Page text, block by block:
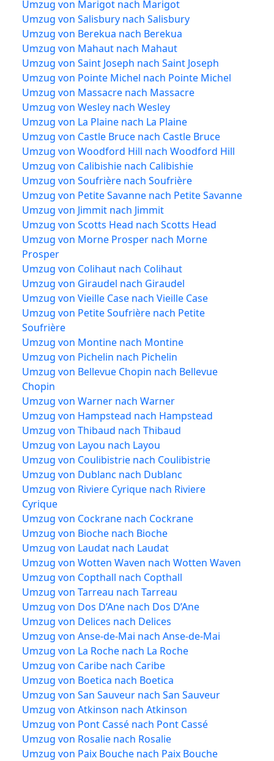
Umzug von Marigot nach Marigot
Umzug von Salisbury nach Salisbury
Umzug von Berekua nach Berekua
Umzug von Mahaut nach Mahaut
Umzug von Saint Joseph nach Saint Joseph
Umzug von Pointe Michel nach Pointe Michel
Umzug von Massacre nach Massacre
Umzug von Wesley nach Wesley
Umzug von La Plaine nach La Plaine
Umzug von Castle Bruce nach Castle Bruce
Umzug von Woodford Hill nach Woodford Hill
Umzug von Calibishie nach Calibishie
Umzug von Soufrière nach Soufrière
Umzug von Petite Savanne nach Petite Savanne
Umzug von Jimmit nach Jimmit
Umzug von Scotts Head nach Scotts Head
Umzug von Morne Prosper nach Morne
Prosper
Umzug von Colihaut nach Colihaut
Umzug von Giraudel nach Giraudel
Umzug von Vieille Case nach Vieille Case
Umzug von Petite Soufrière nach Petite
Soufrière
Umzug von Montine nach Montine
Umzug von Pichelin nach Pichelin
Umzug von Bellevue Chopin nach Bellevue
Chopin
Umzug von Warner nach Warner
Umzug von Hampstead nach Hampstead
Umzug von Thibaud nach Thibaud
Umzug von Layou nach Layou
Umzug von Coulibistrie nach Coulibistrie
Umzug von Dublanc nach Dublanc
Umzug von Riviere Cyrique nach Riviere
Cyrique
Umzug von Cockrane nach Cockrane
Umzug von Bioche nach Bioche
Umzug von Laudat nach Laudat
Umzug von Wotten Waven nach Wotten Waven
Umzug von Copthall nach Copthall
Umzug von Tarreau nach Tarreau
Umzug von Dos D’Ane nach Dos D’Ane
Umzug von Delices nach Delices
Umzug von Anse-de-Mai nach Anse-de-Mai
Umzug von La Roche nach La Roche
Umzug von Caribe nach Caribe
Umzug von Boetica nach Boetica
Umzug von San Sauveur nach San Sauveur
Umzug von Atkinson nach Atkinson
Umzug von Pont Cassé nach Pont Cassé
Umzug von Rosalie nach Rosalie
Umzug von Paix Bouche nach Paix Bouche